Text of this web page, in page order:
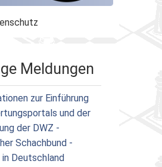
Meldungen
zur Einführung
und der
der DWZ -
Schachbund -
in Deutschland